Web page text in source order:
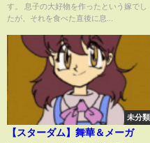
解説】
す。 息子の大好物を作ったという嫁でし
たが、それを食べた直後に息...
未分類
【スターダム】舞華＆メーガ